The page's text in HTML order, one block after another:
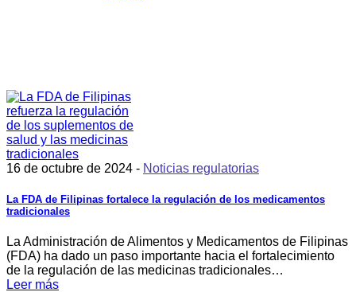
16 de octubre de 2024 - Noticias regulatorias
La FDA de Filipinas fortalece la regulación de los medicamentos
tradicionales
La Administración de Alimentos y Medicamentos de Filipinas
(FDA) ha dado un paso importante hacia el fortalecimiento
de la regulación de las medicinas tradicionales…
Leer más